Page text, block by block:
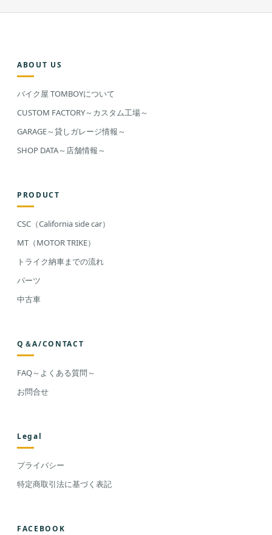
ABOUT US
バイク屋 TOMBOYについて
CUSTOM FACTORY～カスタム工場～
GARAGE～貸しガレージ情報～
SHOP DATA～店舗情報～
PRODUCT
CSC（California side car）
MT（MOTOR TRIKE）
トライク納車までの流れ
パーツ
中古車
Q＆A/CONTACT
FAQ～よくある質問～
お問合せ
Legal
プライバシー
特定商取引法に基づく表記
FACEBOOK